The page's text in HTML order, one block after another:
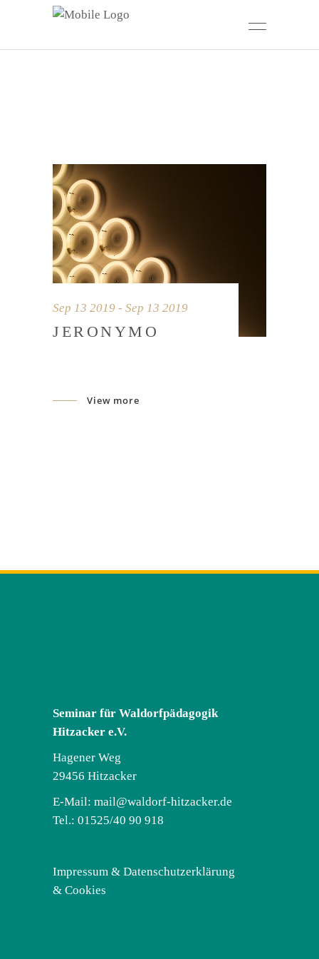
Sep 13 2019 - Sep 13 2019
JERONYMO
View more
Seminar für Waldorfpädagogik
Hitzacker e.V.
Hagener Weg
29456 Hitzacker
E-Mail: mail@waldorf-hitzacker.de
Tel.: 01525/40 90 918
Impressum & Datenschutzerklärung
& Cookies